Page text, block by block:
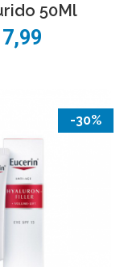
50Ml
-30%